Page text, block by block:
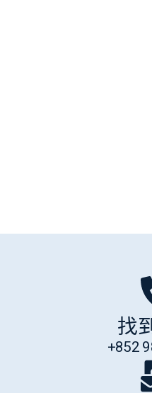
找
+852